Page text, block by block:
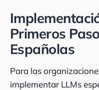
Primeros
Españolas
Para las
implementar LLMs